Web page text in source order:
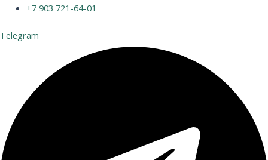
+7 903 721-64-01
Telegram